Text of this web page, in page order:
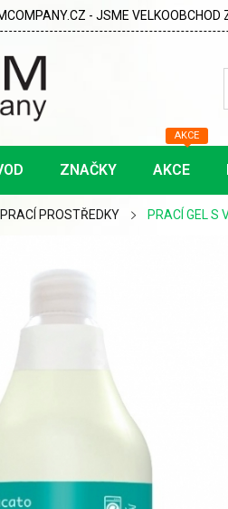
- JSME
ZNAČKY AKCE
AKCE
PRACÍ PROSTŘEDKY PRACÍ GEL S